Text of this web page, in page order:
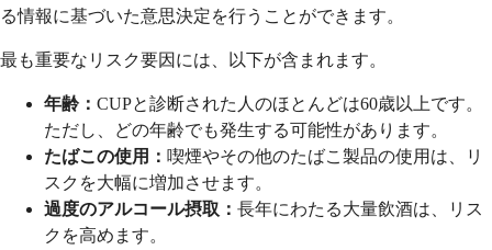
る情報に基づいた意思決定を行うことができます。
最も重要なリスク要因には、以下が含まれます。
年齢： CUPと診断された人のほとんどは60歳以上です。
ただし、どの年齢でも発生する可能性があります。
たばこの使用： 喫煙やその他のたばこ製品の使用は、リ
スクを大幅に増加させます。
過度のアルコール摂取： 長年にわたる大量飲酒は、リス
クを高めます。